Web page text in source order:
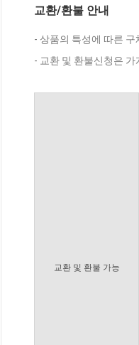
교환/환불 안내
- 상품의 특성에 따른
- 교환 및 환불신청은
교환 및 환불 가능